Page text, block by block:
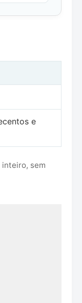
e
sem